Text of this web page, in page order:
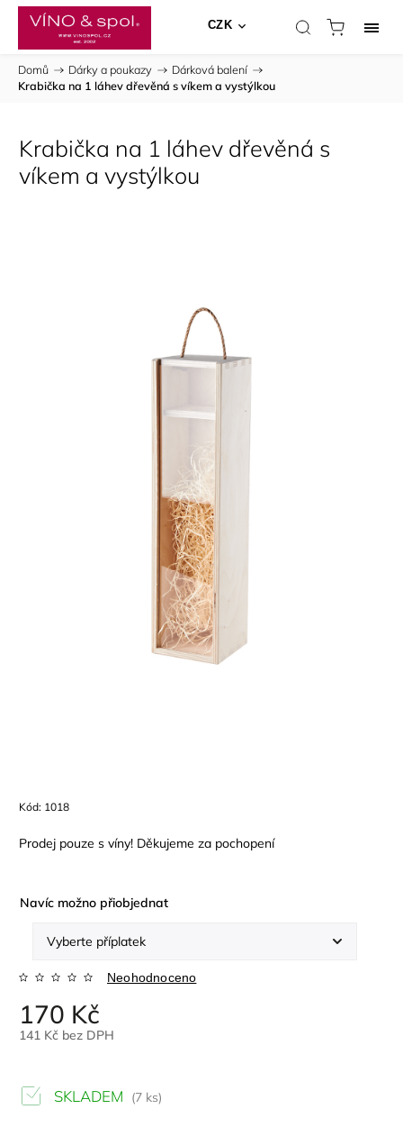
CZK
Domů / Dárky a poukazy / Dárková balení /
Krabička na 1 láhev dřevěná s víkem a vystýlkou
Krabička na 1 láhev dřevěná s
víkem a vystýlkou
Kód: 1018
Prodej pouze s víny! Děkujeme za pochopení
Navíc možno přiobjednat
Neohodnoceno
170 Kč
141 Kč bez DPH
SKLADEM (7 ks)